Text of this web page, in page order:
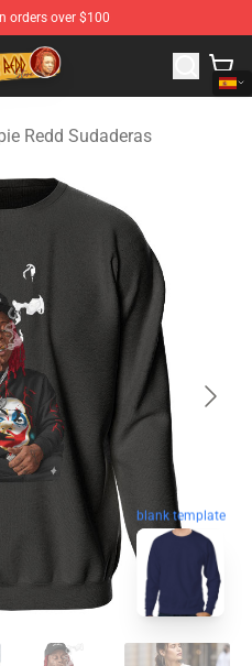
orders over $100
Trippie Redd Merchandise
Redd Sudaderas
blank template